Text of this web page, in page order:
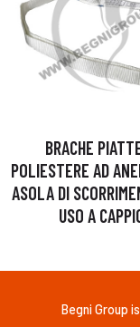
BRACHE
POLIESTERE AD
ASOLA DI
USO A
Begni Group